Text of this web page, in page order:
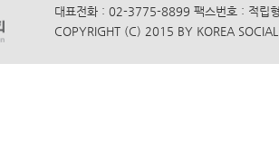
대표전화 : 02-3775-8899 팩스번호 : 적립
COPYRIGHT (C) 2015 BY KOREA SOCIAL